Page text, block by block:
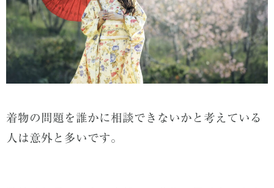
着物の問題を誰かに相談できないかと考えている
人は意外と多いです。